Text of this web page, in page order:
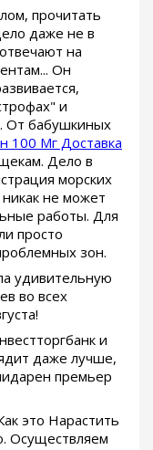
прочитать
даже не в
на
Он
и
От бабушкиных
100 Мг Доставка
Дело в
морских
не может
работы. Для
просто
зон.
удивительную
во всех
и
даже лучше,
премьер
это Нарастить
Осуществляем